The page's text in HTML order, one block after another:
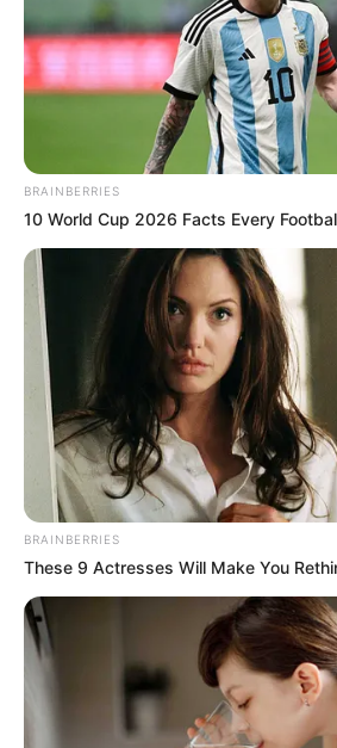
BRAINBERRIES
10 World Cup 2026 Facts Every
BRAINBERRIES
These 9 Actresses Will Make You